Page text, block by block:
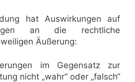
hat Auswirkungen auf
an die rechtliche
Äußerung:
im Gegensatz zur
nicht „wahr“ oder „falsch“